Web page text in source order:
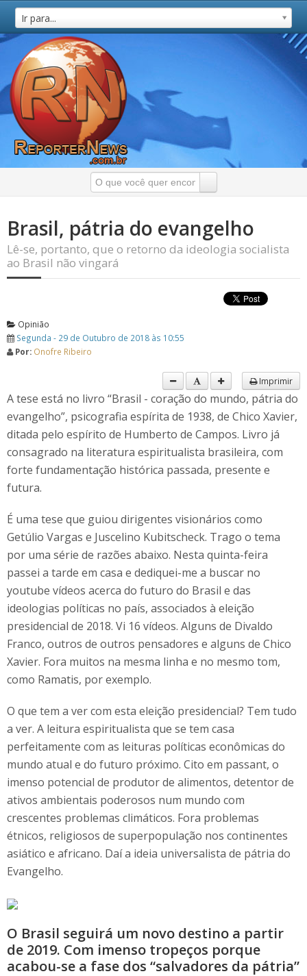
Ir para...
Brasil, pátria do evangelho
Lê-se, portanto, que o retorno da ideologia socialista
ao Brasil não vingará
Opinião
Segunda - 29 de Outubro de 2018 às 10:55
Por: Onofre Ribeiro
Imprimir
A tese está no livro “Brasil - coração do mundo, pátria do
evangelho”, psicografia espírita de 1938, de Chico Xavier,
ditada pelo espírito de Humberto de Campos. Livro já
consagrado na literatura espiritualista brasileira, com
forte fundamentação histórica passada, presente e
futura.
É uma tese que guiou dirigentes visionários como
Getúlio Vargas e Juscelino Kubitscheck. Trago o tema
por uma série de razões abaixo. Nesta quinta-feira
passei a tarde em casa e dediquei-me a buscar no
youtube vídeos acerca do futuro do Brasil e das
ideologias políticas no país, associados à eleição
presidencial de 2018. Vi 16 vídeos. Alguns de Divaldo
Franco, outros de outros pensadores e alguns de Chico
Xavier. Fora muitos na mesma linha e no mesmo tom,
como Ramatis, por exemplo.
O que tem a ver com esta eleição presidencial? Tem tudo
a ver. A leitura espiritualista que se tem casa
perfeitamente com as leituras políticas econômicas do
mundo atual e do futuro próximo. Cito em passant, o
imenso potencial de produtor de alimentos, detentor de
ativos ambientais poderosos num mundo com
crescentes problemas climáticos. Fora problemas
étnicos, religiosos de superpopulação nos continentes
asiático e africano. Daí a ideia universalista de pátria do
Evangelho.
O Brasil seguirá um novo destino a partir
de 2019. Com imenso tropeços porque
acabou-se a fase dos “salvadores da pátria”